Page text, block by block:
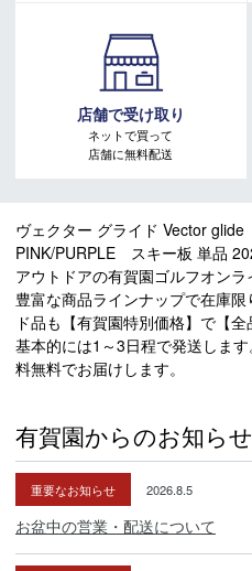
店舗で受け取り
ネットで買って
店舗に無料配送
ヴェクター グライド Vector
PINK/PURPLE スキー板 単品
アウトドアの有賀園ゴルフオンラ
豊富な商品ラインナップで在庫
ド品も【有賀園特別価格】で【
基本的には1～3日程で発送しま
料無料でお届けします。
有賀園からのお知らせ
重要なお知らせ 2026.8.5
お盆中の営業・配送について